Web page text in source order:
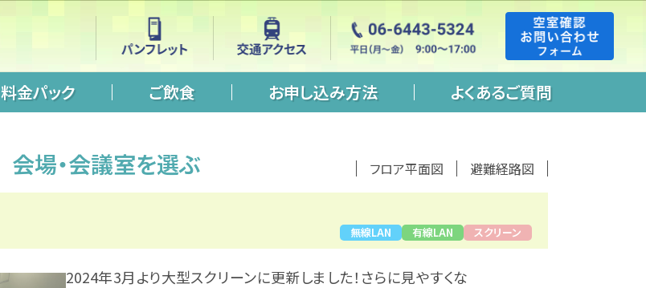
料金パック ご飲食 お申し込み方法 よくあるご質問
会場・会議室を選ぶ フロア平面図 避難経路図
無線LAN 有線LAN スクリーン
2024年3月より大型スクリーンに更新しました！さらに見やすくな